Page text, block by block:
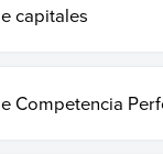
capitales
Competencia